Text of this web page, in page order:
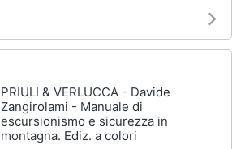
PRIULI & VERLUCCA - Davide
Zangirolami - Manuale di
escursionismo e sicurezza in
montagna. Ediz. a colori